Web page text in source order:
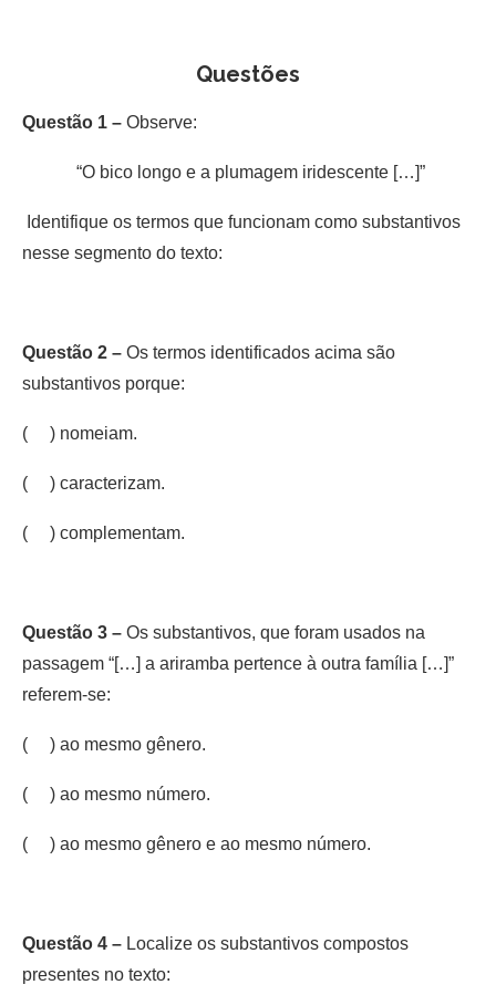
Questões
Questão 1 – Observe:
“O bico longo e a plumagem iridescente […]”
Identifique os termos que funcionam como substantivos
nesse segmento do texto:
Questão 2 – Os termos identificados acima são
substantivos porque:
( ) nomeiam.
( ) caracterizam.
( ) complementam.
Questão 3 – Os substantivos, que foram usados na
passagem “[…] a ariramba pertence à outra família […]”
referem-se:
( ) ao mesmo gênero.
( ) ao mesmo número.
( ) ao mesmo gênero e ao mesmo número.
Questão 4 – Localize os substantivos compostos
presentes no texto: